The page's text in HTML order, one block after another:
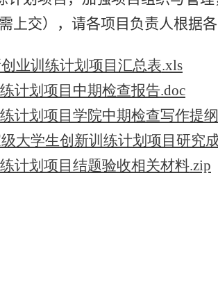
上交），请各项目负责人根据
业训练计划项目汇总表.xls
计划项目中期检查报告.doc
计划项目学院中期检查写作提
大学生创新训练计划项目研究
计划项目结题验收相关材料.zip